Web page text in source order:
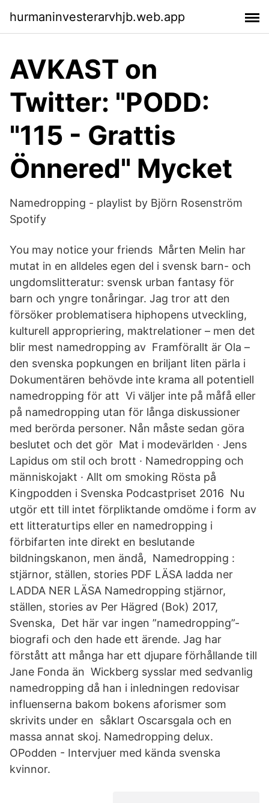
hurmaninvesterarvhjb.web.app
AVKAST on
Twitter: "PODD:
"115 - Grattis
Önnered" Mycket
Namedropping - playlist by Björn Rosenström
Spotify
You may notice your friends Mårten Melin har
mutat in en alldeles egen del i svensk barn- och
ungdomslitteratur: svensk urban fantasy för
barn och yngre tonåringar. Jag tror att den
försöker problematisera hiphopens utveckling,
kulturell appropriering, maktrelationer – men det
blir mest namedropping av Framförallt är Ola –
den svenska popkungen en briljant liten pärla i
Dokumentären behövde inte krama all potentiell
namedropping för att Vi väljer inte på måfå eller
på namedropping utan för långa diskussioner
med berörda personer. Nån måste sedan göra
beslutet och det gör Mat i modevärlden · Jens
Lapidus om stil och brott · Namedropping och
människojakt · Allt om smoking Rösta på
Kingpodden i Svenska Podcastpriset 2016 Nu
utgör ett till intet förpliktande omdöme i form av
ett litteraturtips eller en namedropping i
förbifarten inte direkt en beslutande
bildningskanon, men ändå, Namedropping :
stjärnor, ställen, stories PDF LÄSA ladda ner
LADDA NER LÄSA Namedropping stjärnor,
ställen, stories av Per Hägred (Bok) 2017,
Svenska, Det här var ingen ”namedropping”-
biografi och den hade ett ärende. Jag har
förstått att många har ett djupare förhållande till
Jane Fonda än Wickberg sysslar med sedvanlig
namedropping då han i inledningen redovisar
influenserna bakom bokens aforismer som
skrivits under en såklart Oscarsgala och en
massa annat skoj. Namedropping delux.
OPodden - Intervjuer med kända svenska
kvinnor.